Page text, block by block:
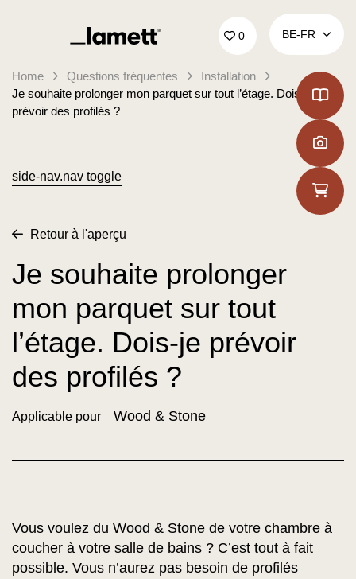
Retour à la page d'accueil 0 BE‑FR
Home Questions fréquentes
Installation
Je souhaite prolonger mon parquet sur tout l’étage. Dois-je
prévoir des profilés ?
side-nav.nav toggle
Retour à l'aperçu
Je souhaite prolonger
mon parquet sur tout
l’étage. Dois-je prévoir
des profilés ?
Applicable pour Wood & Stone
Vous voulez du Wood & Stone de votre chambre à
coucher à votre salle de bains ? C’est tout à fait
possible. Vous n’aurez pas besoin de profilés